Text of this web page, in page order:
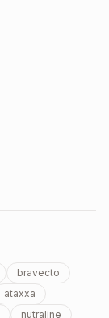
bravecto
ataxxa
nutraline